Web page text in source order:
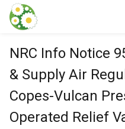
本文に飛ぶ
NRC Info Notice
& Supply Air
Copes-Vulcan
Operated Relief